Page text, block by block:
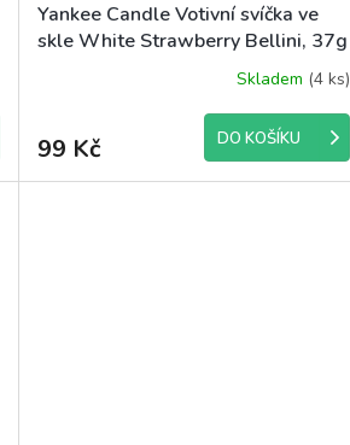
Yankee Candle Votivní svíčka ve
skle White Strawberry Bellini, 37g
Skladem (4 ks)
99 Kč DO KOŠÍKU